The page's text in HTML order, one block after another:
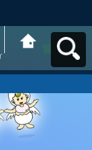
ラミラネットへ